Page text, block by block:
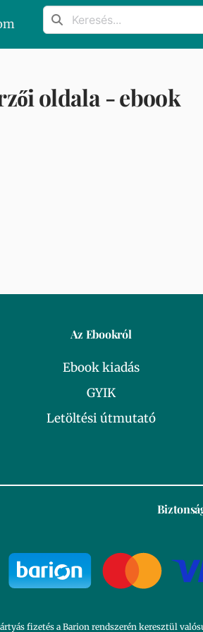
oldala - ebook
Az Ebookról
Ebook kiadás
GYIK
Letöltési útmutató
fizetés a Barion rendszerén keresztül